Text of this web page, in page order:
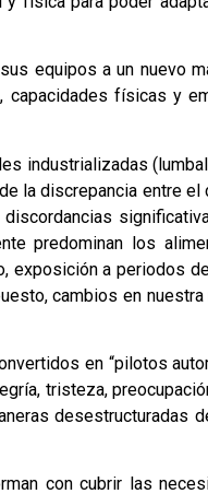
equipos a un nuevo
físicas y
industrializadas
la discrepancia entre
predominan los
exposición a periodos
cambios en nuestra
en “pilotos
tristeza,
desestructuradas
con cubrir las